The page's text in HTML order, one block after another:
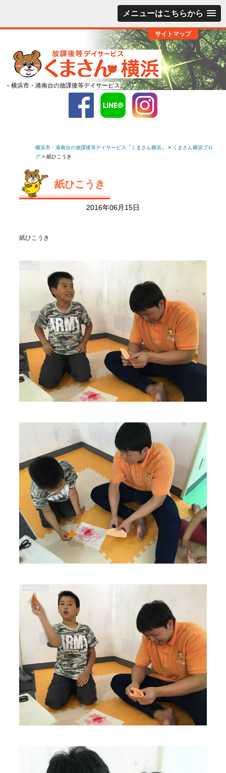
メニューはこちらから
サイトマップ
－横浜市・港南台の放課後等デイサービス
横浜市・港南台の放課後等デイサービス『くまさん横浜』 > くまさん横浜ブロ
グ > 紙ひこうき
紙ひこうき
2016年06月15日
紙ひこうき